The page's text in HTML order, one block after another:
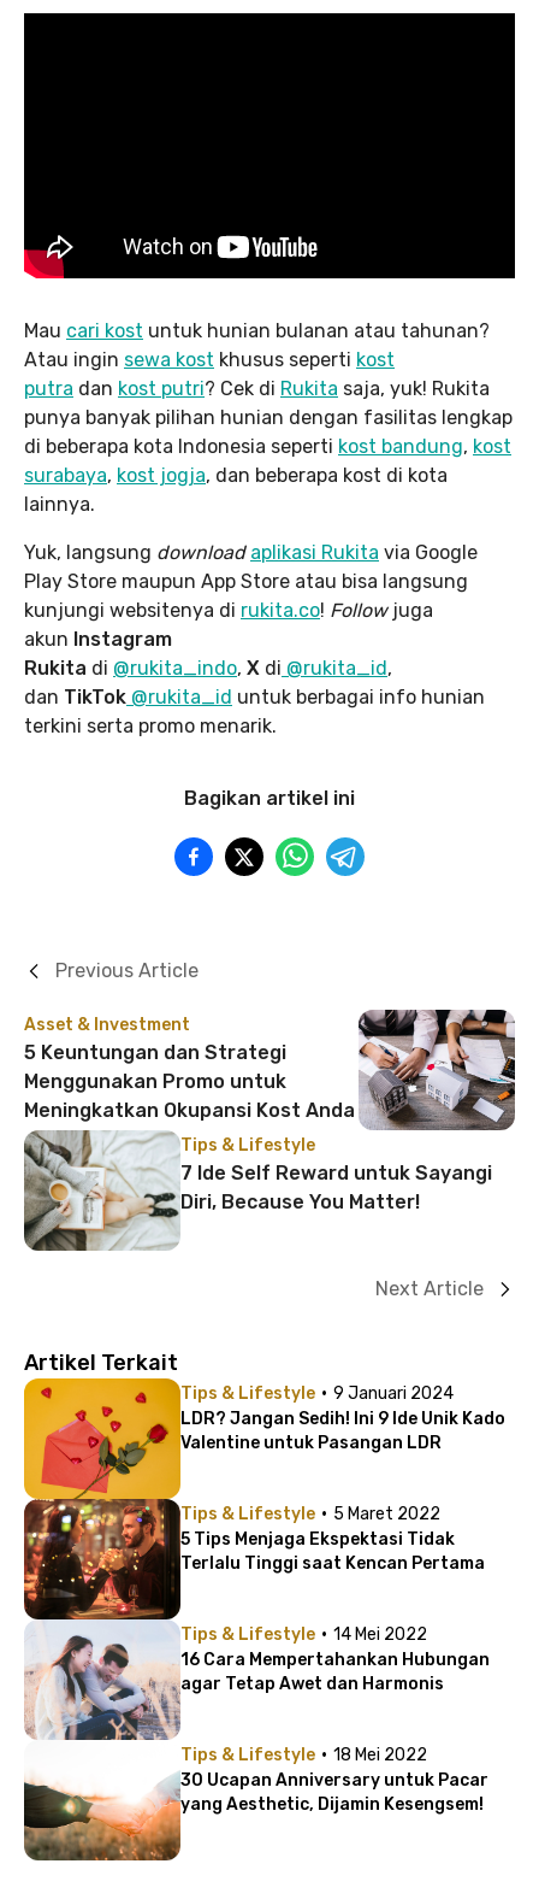
Mau cari kost untuk hunian bulanan atau tahunan?
Atau ingin sewa kost khusus seperti kost
putra dan kost putri? Cek di Rukita saja, yuk! Rukita
punya banyak pilihan hunian dengan fasilitas lengkap
di beberapa kota Indonesia seperti kost bandung, kost
surabaya, kost jogja, dan beberapa kost di kota
lainnya.
Yuk, langsung download aplikasi Rukita via Google
Play Store maupun App Store atau bisa langsung
kunjungi websitenya di rukita.co! Followjuga
akun Instagram
Rukita di @rukita_indo, X di @rukita_id,
dan TikTok @rukita_id untuk berbagai info hunian
terkini serta promo menarik.
Bagikan artikel ini
Asset & Investment
5 Keuntungan dan Strategi
Menggunakan Promo untuk
Meningkatkan Okupansi Kost Anda
Previous Article
Tips & Lifestyle
7 Ide Self Reward untuk Sayangi
Diri, Because You Matter!
Next Article
Artikel Terkait
Tips & Lifestyle · 9 Januari 2024
LDR? Jangan Sedih! Ini 9 Ide Unik Kado
Valentine untuk Pasangan LDR
Tips & Lifestyle · 5 Maret 2022
5 Tips Menjaga Ekspektasi Tidak
Terlalu Tinggi saat Kencan Pertama
Tips & Lifestyle · 14 Mei 2022
16 Cara Mempertahankan Hubungan
agar Tetap Awet dan Harmonis
Tips & Lifestyle · 18 Mei 2022
30 Ucapan Anniversary untuk Pacar
yang Aesthetic, Dijamin Kesengsem!